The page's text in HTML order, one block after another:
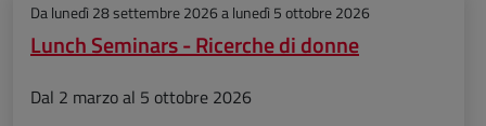
Dalunedì 28 settembre 2026alunedì 5 ottobre 2026
Lunch Seminars - Ricerche di donne
Dal 2 marzo al 5 ottobre 2026